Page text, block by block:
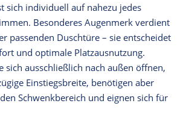
sich individuell auf nahezu jedes
Besonderes Augenmerk verdient
passenden Duschtüre – sie entscheidet
und optimale Platzausnutzung.
sich ausschließlich nach außen öffnen,
Einstiegsbreite, benötigen aber
Schwenkbereich und eignen sich für